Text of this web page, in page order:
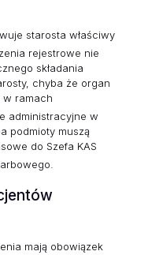
starosta właściwy
rejestrowe nie
składania
chyba że organ
w ramach
administracyjne w
podmioty muszą
do Szefa KAS
mają obowiązek